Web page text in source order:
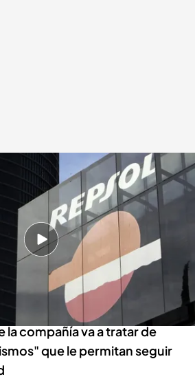
amenazas de Donald Trump
Cuatro Europa Press
José Manuel Albares,
y afirma que
para el diálogo”
de Repsol, Josu Jon
la compañía va a tratar de
que le permitan seguir